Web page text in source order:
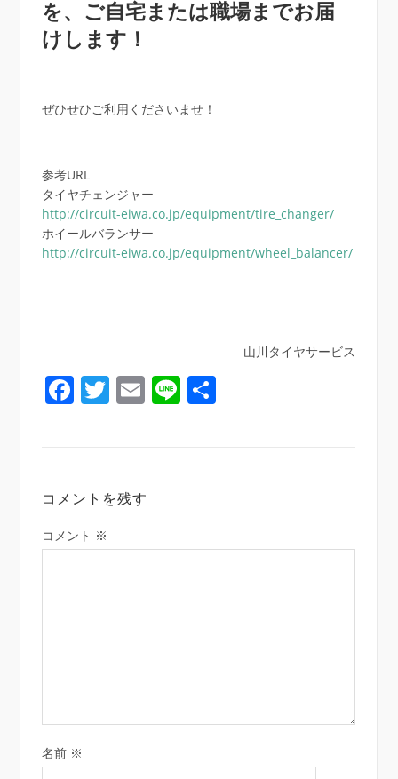
を、ご自宅または職場までお届
けします！
ぜひせひご利用くださいませ！
参考URL
タイヤチェンジャー
http://circuit-eiwa.co.jp/equipment/tire_changer/
ホイールバランサー
http://circuit-eiwa.co.jp/equipment/wheel_balancer/
山川タイヤサービス
Facebook
Twitter
Email
Line共
コメントを残す
コメント ※
名前 ※